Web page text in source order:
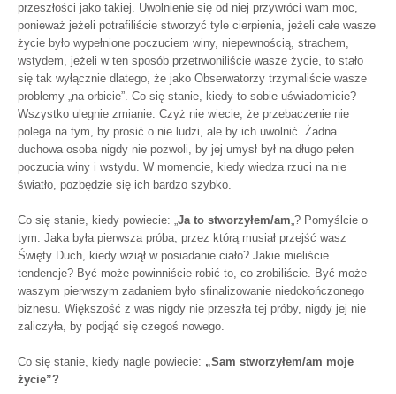
przeszłości jako takiej. Uwolnienie się od niej przywróci wam moc,
ponieważ jeżeli potrafiliście stworzyć tyle cierpienia, jeżeli całe wasze
życie było wypeł­nione poczuciem winy, niepewnością, strachem,
wstydem, jeżeli w ten sposób przetrwoniliście wasze życie, to stało
się tak wyłącznie dlatego, że jako Obserwatorzy trzymaliście wasze
problemy „na orbicie”. Co się stanie, kiedy to sobie uświadomicie?
Wszystko ulegnie zmianie. Czyż nie wiecie, że przebaczenie nie
polega na tym, by prosić o nie ludzi, ale by ich uwolnić. Żadna
duchowa osoba nigdy nie pozwoli, by jej umysł był na długo pełen
poczucia winy i wstydu. W momencie, kiedy wiedza rzuci na nie
światło, pozbędzie się ich bardzo szybko.
Co się stanie, kiedy powiecie: „Ja to stworzyłem/am„? Pomyślcie o
tym. Jaka była pierwsza próba, przez którą musiał przejść wasz
Święty Duch, kiedy wziął w posiadanie ciało? Jakie mieliście
tendencje? Być może powinniście robić to, co zrobiliście. Być może
waszym pierwszym zadaniem było sfinalizowanie niedokończonego
biznesu. Większość z was nigdy nie przeszła tej próby, nigdy jej nie
zaliczyła, by podjąć się czegoś nowego.
Co się stanie, kiedy nagle powiecie: „Sam stworzyłem/am moje
życie”?